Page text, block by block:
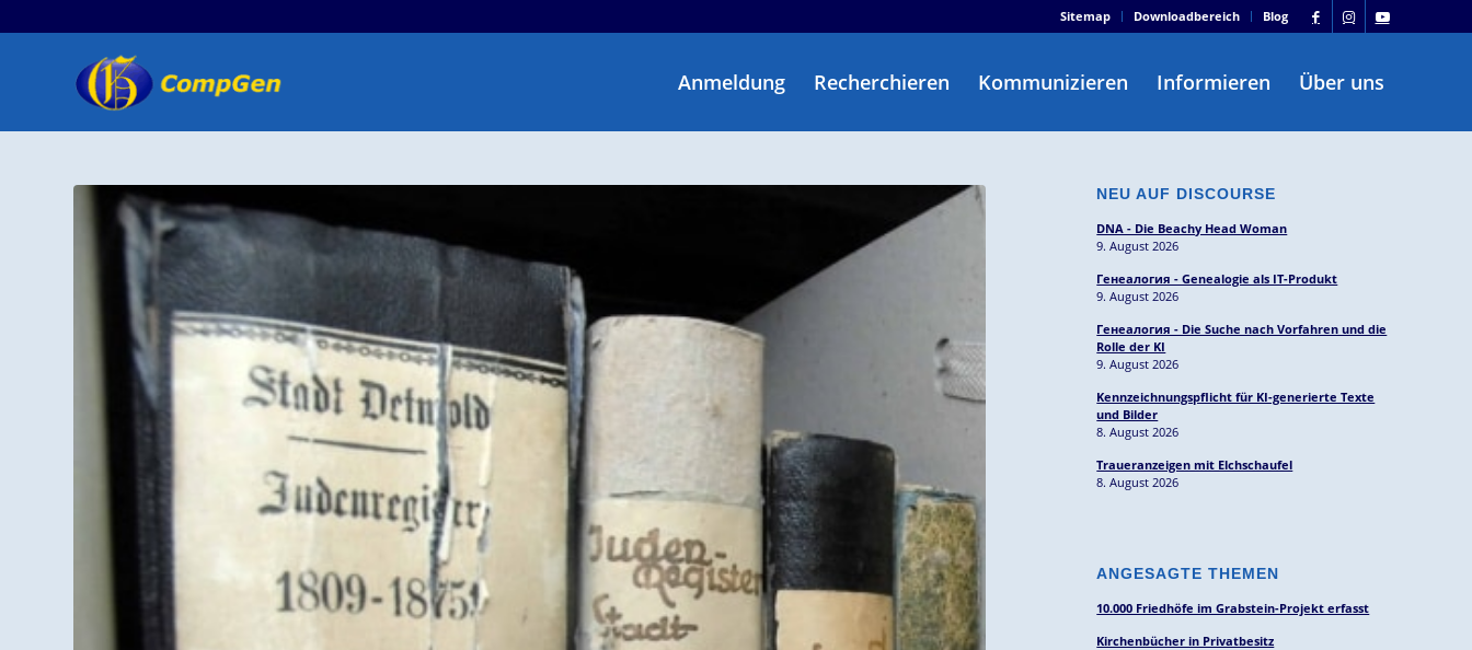
Sitemap Downloadbereich Blog
Anmeldung Recherchieren Kommunizieren Informieren Über uns
NEU AUF DISCOURSE
DNA - Die Beachy Head Woman
9. August 2026
Генеалогия - Genealogie als IT-Produkt
9. August 2026
Генеалогия - Die Suche nach Vorfahren und die
Rolle der KI
9. August 2026
Kennzeichnungspflicht für KI-generierte Texte
und Bilder
8. August 2026
Traueranzeigen mit Elchschaufel
8. August 2026
ANGESAGTE THEMEN
10.000 Friedhöfe im Grabstein-Projekt erfasst
Kirchenbücher in Privatbesitz